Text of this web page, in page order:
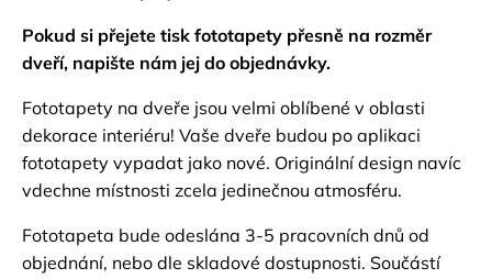
Pokud si přejete tisk fototapety přesně na rozměr
dveří, napište nám jej do objednávky.
Fototapety na dveře jsou velmi oblíbené v oblasti
dekorace interiéru! Vaše dveře budou po aplikaci
fototapety vypadat jako nové. Originální design navíc
vdechne místnosti zcela jedinečnou atmosféru.
Fototapeta bude odeslána 3-5 pracovních dnů od
objednání, nebo dle skladové dostupnosti. Součástí